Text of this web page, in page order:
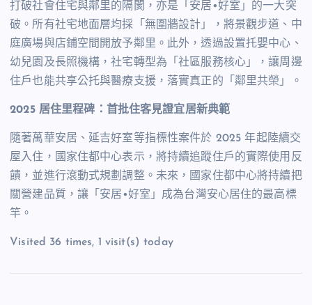
打破社會住宅與鄰里的隔閡，亦是「安居•好室」的一大突
破。所有社宅地面層均採「無圍牆設計」，將景觀步道、中
庭廣場與店鋪空間開放予鄰里。此外，透過設置托嬰中心、
幼兒園及長照機構，社宅轉型為「社區服務核心」，讓周邊
住戶也能共享公托與醫療支援，落實真正的「鄰里共榮」。
2025 居住里程碑：首批住客見證宜居新典範
隨著萬華安居、延吉好室等指標性案件於 2025年起陸續交
屋入住，國家住都中心表示，將持續追蹤住戶的實際使用反
饋，並進行滾動式規劃調整。未來，國家住都中心將持續把
關營建品質，讓「安居•好室」成為台灣安心居住的最高標
竿。
Visited 36 times, 1 visit(s) today